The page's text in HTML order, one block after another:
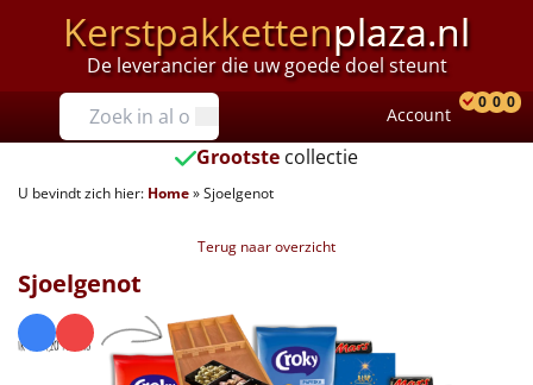
Kerstpakkettenplaza.nl
De leverancier die uw goede doel steunt
Prijzen
Tot €25
€25 tot €35
€40 tot €45
€45 tot €50
Account
0 0 0
Grootste collectie
U bevindt zich hier: Home»Sjoelgenot
Terug naar overzicht
Sjoelgenot